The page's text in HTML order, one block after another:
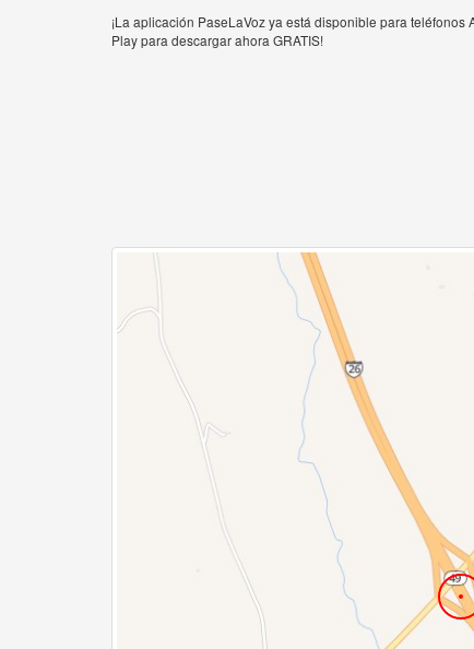
¡La aplicación PaseLaVoz ya está disponible para
Play para descargar ahora GRATIS!